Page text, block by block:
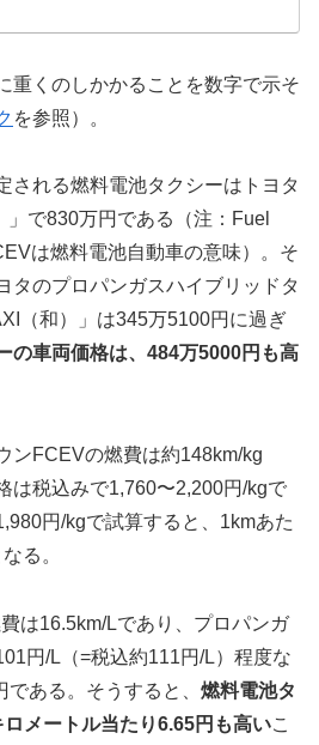
重くのしかかることを数字で示そ
を参照）。
される燃料電池タクシーはトヨタ
で830万円である（注：Fuel
は燃料電池自動車の意味）。そ
タのプロパンガスハイブリッドタ
（和）」は345万5100円に過ぎ
の車両価格は、484万5000円も高
ンFCEVの燃費は約148km/kg
は税込みで1,760〜2,200円/kgで
円/kgで試算すると、1kmあた
る。
は16.5km/Lであり、プロパンガ
円/L（=税込約111円/L）程度な
ある。そうすると、 燃料電池タ
メートル当たり6.65円も高いこ